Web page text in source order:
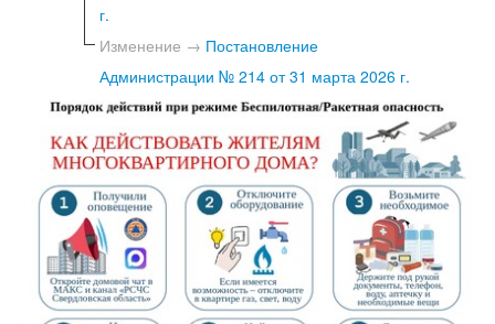
г.
Изменение → Постановление
Администрации № 214 от 31 марта 2026 г.